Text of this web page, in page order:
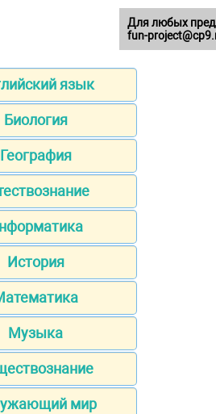
язык
Биология
География
История
Музыка
мир
Для любых
fun-